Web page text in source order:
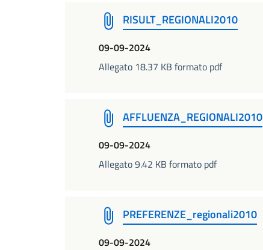
RISULT_REGIONALI2010
09-09-2024
Allegato 18.37 KB formato pdf
AFFLUENZA_REGIONALI2010
09-09-2024
Allegato 9.42 KB formato pdf
PREFERENZE_regionali2010
09-09-2024